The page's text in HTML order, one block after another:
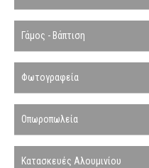
Γάμος - Βάπτιση
Φωτογραφεία
Οπωροπωλεία
Κατασκευές Αλουμινίου